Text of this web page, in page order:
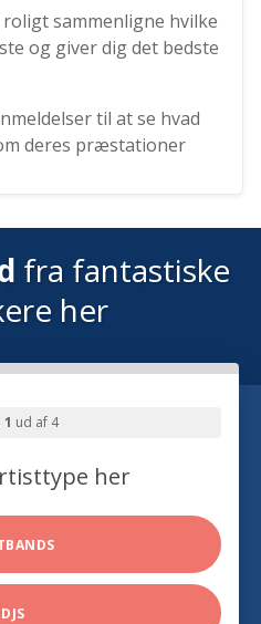
sammenligne hvilke
og giver dig det bedste
til at se hvad
deres præstationer
fra fantastiske
her
ud af 4
her
DJS